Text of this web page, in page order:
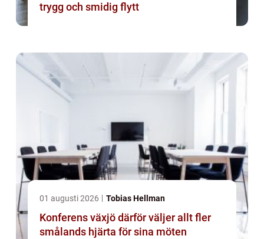
trygg och smidig flytt
01 augusti 2026 Tobias Hellman
Konferens växjö därför väljer allt fler
smålands hjärta för sina möten